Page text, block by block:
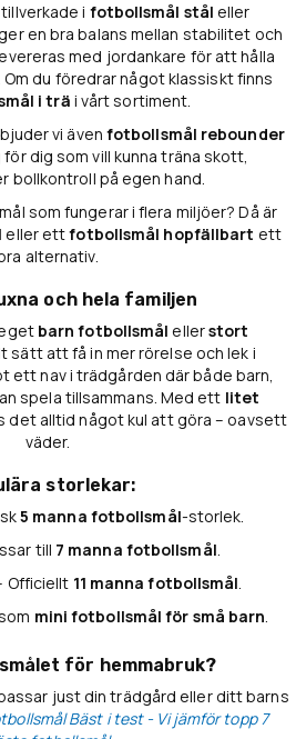
i fotbollsmål stål eller
en bra balans mellan stabilitet och
med jordankare för att hålla
du föredrar något klassiskt finns
i trä i vårt sortiment.
vi även fotbollsmål rebounder
dig som vill kunna träna skott,
bollkontroll på egen hand.
som fungerar i flera miljöer? Då är
eller ettfotbollsmål hopfällbart ett
alternativ.
och hela familjen
barn fotbollsmål ellerstort
sätt att få in mer rörelse och lek i
ett nav i trädgården där både barn,
spela tillsammans. Med ett litet
det alltid något kul att göra – oavsett
väder.
storlekar:
5 manna fotbollsmål-storlek.
till 7 manna fotbollsmål.
Officiellt 11 manna fotbollsmål.
mini fotbollsmål för små barn.
för hemmabruk?
just din trädgård eller ditt barns
Bäst i test - Vi jämför topp 7